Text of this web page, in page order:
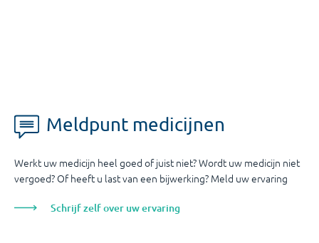
Meldpunt medicijnen
Werkt uw medicijn heel goed of juist niet? Wordt uw medicijn niet
vergoed? Of heeft u last van een bijwerking? Meld uw ervaring
Schrijf zelf over uw ervaring